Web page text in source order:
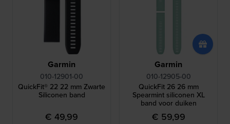
Garmin
010-12901-00
QuickFit® 22 22 mm Zwarte
Siliconen band
€ 49,99
Garmin
010-12905-00
QuickFit 26 26 mm
Spearmint siliconen XL
band voor duiken
€ 59,99